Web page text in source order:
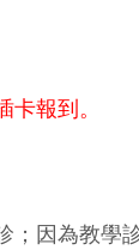
報到。
因為教學